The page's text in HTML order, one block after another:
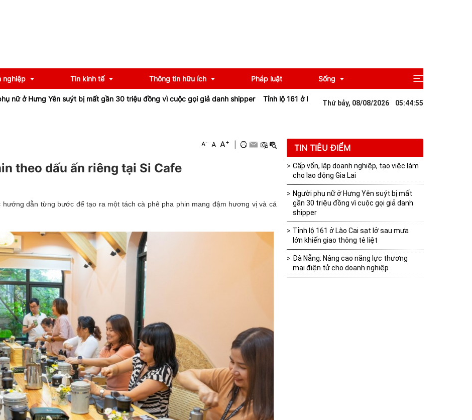
nghiệp
tiêu biểu
Tin kinh tế Thông tin hữu ích
Ngân hàng
Pháp luật Sống
Du lịch
suýt bị mất gần 30 triệu đồng vì cuộc gọi giả danh shipper Tỉnh lộ 161 ở Lào Cai sạt lở sau mưa lớn khiến giao thông tê liệt Đà Nẵng:
Thứ bảy, 08/08/2026 05:44:57
A- A A+
theo dấu ấn riêng tại Si Cafe
dẫn từng bước để tạo ra một tách cà phê pha phin mang đậm hương vị và cá
TIN TIÊU ĐIỂM
Cấp vốn, lập doanh nghiệp, tạo việc làm
cho lao động Gia Lai
Người phụ nữ ở Hưng Yên suýt bị mất
gần 30 triệu đồng vì cuộc gọi giả danh
shipper
Tỉnh lộ 161 ở Lào Cai sạt lở sau mưa
lớn khiến giao thông tê liệt
Đà Nẵng: Nâng cao năng lực thương
mại điện tử cho doanh nghiệp